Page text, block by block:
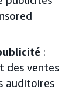
:
des ventes
auditoires